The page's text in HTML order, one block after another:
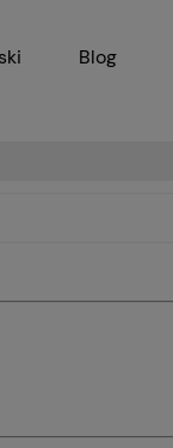
Blog